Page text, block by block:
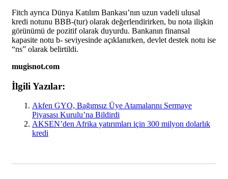
Fitch ayrıca Dünya Katılım Bankası’nın uzun vadeli ulusal
kredi notunu BBB-(tur) olarak değerlendirirken, bu nota ilişkin
görünümü de pozitif olarak duyurdu. Bankanın finansal
kapasite notu b- seviyesinde açıklanırken, devlet destek notu ise
“ns” olarak belirtildi.
mugisnot.com
İlgili Yazılar:
Akfen GYO, Bağımsız Üye Atamalarını Sermaye
Piyasası Kurulu’na Bildirdi
AKSEN’den Afrika yatırımları için 300 milyon dolarlık
kredi